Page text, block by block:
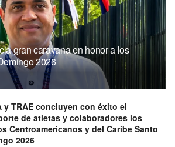
gran caravana en honor a los
2026
y TRAE concluyen con éxito el
de atletas y colaboradores los
Centroamericanos y del Caribe Santo
2026